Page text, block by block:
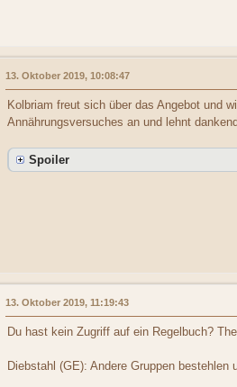
13. Oktober 2019, 10:08:47
Kolbriam freut sich über das Angebot und
Annährungsversuches an und lehnt
Spoiler
13. Oktober 2019, 11:19:43
Du hast kein Zugriff auf ein Regelbuch?
Diebstahl (GE): Andere Gruppen